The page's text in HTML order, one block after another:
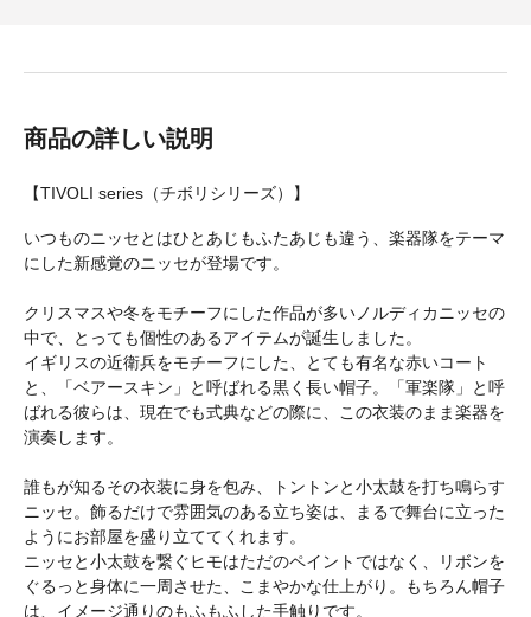
商品の詳しい説明
【TIVOLI series（チボリシリーズ）】
いつものニッセとはひとあじもふたあじも違う、楽器隊をテーマ
にした新感覚のニッセが登場です。
クリスマスや冬をモチーフにした作品が多いノルディカニッセの
中で、とっても個性のあるアイテムが誕生しました。
イギリスの近衛兵をモチーフにした、とても有名な赤いコート
と、「ベアースキン」と呼ばれる黒く長い帽子。「軍楽隊」と呼
ばれる彼らは、現在でも式典などの際に、この衣装のまま楽器を
演奏します。
誰もが知るその衣装に身を包み、トントンと小太鼓を打ち鳴らす
ニッセ。飾るだけで雰囲気のある立ち姿は、まるで舞台に立った
ようにお部屋を盛り立ててくれます。
ニッセと小太鼓を繋ぐヒモはただのペイントではなく、リボンを
ぐるっと身体に一周させた、こまやかな仕上がり。もちろん帽子
は、イメージ通りのもふもふした手触りです。